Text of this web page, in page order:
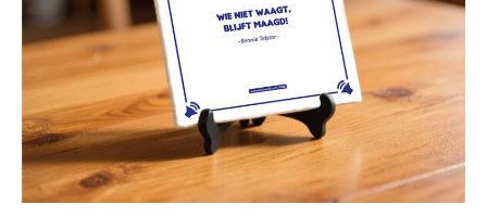
RDS”
OBAMA
–
FREDDIE